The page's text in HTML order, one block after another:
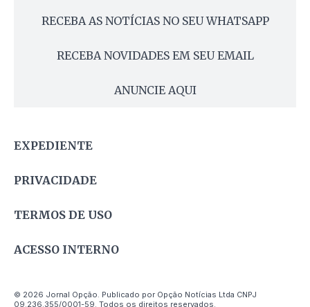
RECEBA AS NOTÍCIAS NO SEU WHATSAPP
RECEBA NOVIDADES EM SEU EMAIL
ANUNCIE AQUI
EXPEDIENTE
PRIVACIDADE
TERMOS DE USO
ACESSO INTERNO
© 2026 Jornal Opção. Publicado por Opção Notícias Ltda CNPJ
09.236.355/0001-59. Todos os direitos reservados.